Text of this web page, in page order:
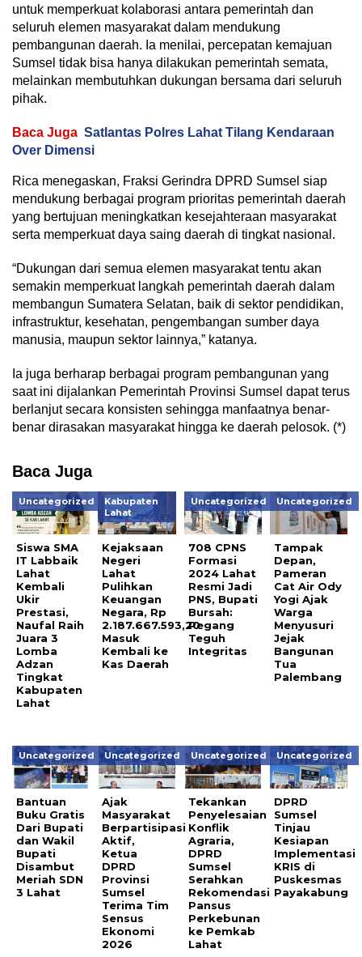
untuk memperkuat kolaborasi antara pemerintah dan
seluruh elemen masyarakat dalam mendukung
pembangunan daerah. Ia menilai, percepatan kemajuan
Sumsel tidak bisa hanya dilakukan pemerintah semata,
melainkan membutuhkan dukungan bersama dari seluruh
pihak.
Baca Juga Satlantas Polres Lahat Tilang Kendaraan
Over Dimensi
Rica menegaskan, Fraksi Gerindra DPRD Sumsel siap
mendukung berbagai program prioritas pemerintah daerah
yang bertujuan meningkatkan kesejahteraan masyarakat
serta memperkuat daya saing daerah di tingkat nasional.
“Dukungan dari semua elemen masyarakat tentu akan
semakin memperkuat langkah pemerintah daerah dalam
membangun Sumatera Selatan, baik di sektor pendidikan,
infrastruktur, kesehatan, pengembangan sumber daya
manusia, maupun sektor lainnya,” katanya.
Ia juga berharap berbagai program pembangunan yang
saat ini dijalankan Pemerintah Provinsi Sumsel dapat terus
berlanjut secara konsisten sehingga manfaatnya benar-
benar dirasakan masyarakat hingga ke daerah pelosok. (*)
Baca Juga
Uncategorized
Siswa SMA
IT Labbaik
Lahat
Kembali
Ukir
Prestasi,
Naufal Raih
Juara 3
Lomba
Adzan
Tingkat
Kabupaten
Lahat
Kabupaten
Lahat
Kejaksaan
Negeri
Lahat
Pulihkan
Keuangan
Negara, Rp
2.187.667.593,20
Masuk
Kembali ke
Kas Daerah
Uncategorized
708 CPNS
Formasi
2024 Lahat
Resmi Jadi
PNS, Bupati
Bursah:
Pegang
Teguh
Integritas
Uncategorized
Tampak
Depan,
Pameran
Cat Air Ody
Yogi Ajak
Warga
Menyusuri
Jejak
Bangunan
Tua
Palembang
Uncategorized
Bantuan
Buku Gratis
Dari Bupati
dan Wakil
Bupati
Disambut
Meriah SDN
3 Lahat
Uncategorized
Ajak
Masyarakat
Berpartisipasi
Aktif,
Ketua
DPRD
Provinsi
Sumsel
Terima Tim
Sensus
Ekonomi
2026
Uncategorized
Tekankan
Penyelesaian
Konflik
Agraria,
DPRD
Sumsel
Serahkan
Rekomendasi
Pansus
Perkebunan
ke Pemkab
Lahat
Uncategorized
DPRD
Sumsel
Tinjau
Kesiapan
Implementasi
KRIS di
Puskesmas
Payakabung